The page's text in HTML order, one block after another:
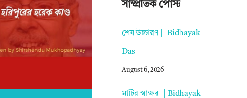
সাম্প্রতিক পোস্ট
শেষ উচ্চারণ || Bidhayak
Das
August 6, 2026
মাটির স্বাক্ষর || Bidhayak